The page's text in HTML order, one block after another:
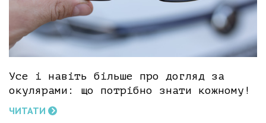
Усе і навіть більше про догляд за
окулярами: що потрібно знати кожному!
ЧИТАТИ